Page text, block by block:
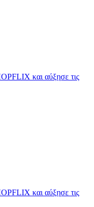
και αύξησε τις
και αύξησε τις